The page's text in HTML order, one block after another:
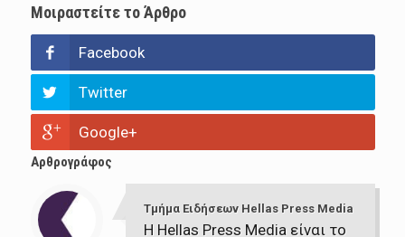
Μοιραστείτε το Άρθρο
Facebook
Twitter
Google+
Αρθρογράφος
Τμήμα Ειδήσεων Hellas Press Media
Η Hellas Press Media είναι το